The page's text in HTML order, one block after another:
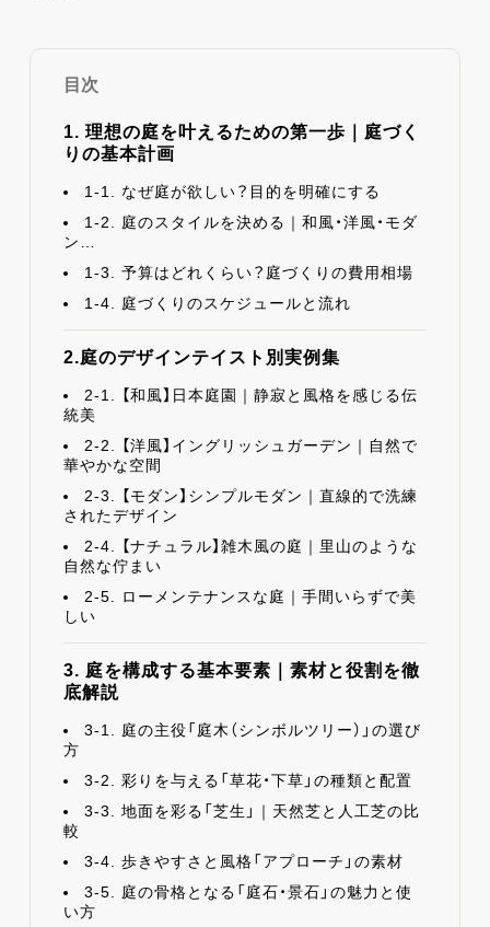
目次
1. 理想の庭を叶えるための第一歩｜庭づく
りの基本計画
1-1. なぜ庭が欲しい？目的を明確にする
1-2. 庭のスタイルを決める｜和風・洋風・モダ
ン…
1-3. 予算はどれくらい？庭づくりの費用相場
1-4. 庭づくりのスケジュールと流れ
2.庭のデザインテイスト別実例集
2-1. 【和風】日本庭園｜静寂と風格を感じる伝
統美
2-2. 【洋風】イングリッシュガーデン｜自然で
華やかな空間
2-3. 【モダン】シンプルモダン｜直線的で洗練
されたデザイン
2-4. 【ナチュラル】雑木風の庭｜里山のような
自然な佇まい
2-5. ローメンテナンスな庭｜手間いらずで美
しい
3. 庭を構成する基本要素｜素材と役割を徹
底解説
3-1. 庭の主役「庭木（シンボルツリー）」の選び
方
3-2. 彩りを与える「草花・下草」の種類と配置
3-3. 地面を彩る「芝生」｜天然芝と人工芝の比
較
3-4. 歩きやすさと風格「アプローチ」の素材
3-5. 庭の骨格となる「庭石・景石」の魅力と使
い方